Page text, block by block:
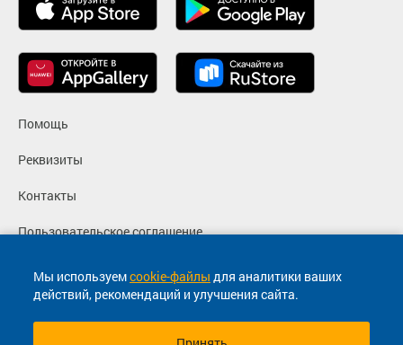
Мы используемcookie-файлы для аналитики ваших
действий, рекомендаций и улучшения сайта.
Помощь
Реквизиты
Контакты
Пользовательское соглашение
Политика конфиденциальности
Согласие на маркетинговые сообщения